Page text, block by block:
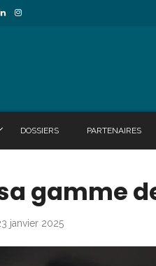
DOSSIERS PARTENAIRES
gamme
janvier 2025